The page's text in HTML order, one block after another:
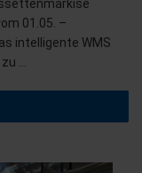
01.05. –
intelligente WMS
…